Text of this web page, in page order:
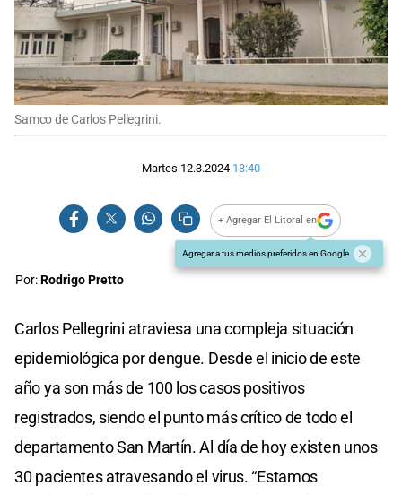
Samco de Carlos Pellegrini.
Martes 12.3.2024 18:40
+ Agregar El Litoral en
Agregar a tus medios preferidos en Google
Por:Rodrigo Pretto
Carlos Pellegrini atraviesa una compleja situación
epidemiológica por dengue. Desde el inicio de este
año ya son más de 100 los casos positivos
registrados, siendo el punto más crítico de todo el
departamento San Martín. Al día de hoy existen unos
30 pacientes atravesando el virus. “Estamos